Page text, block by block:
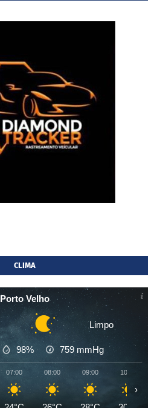
CLIMA
Porto Velho
Limpo
98% 759 mmHg
07:00 08:00 09:00 10:00
›